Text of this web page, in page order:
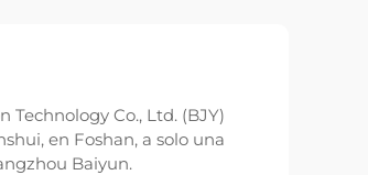
Technology Co., Ltd. (BJY)
en Foshan, a solo una
Baiyun.